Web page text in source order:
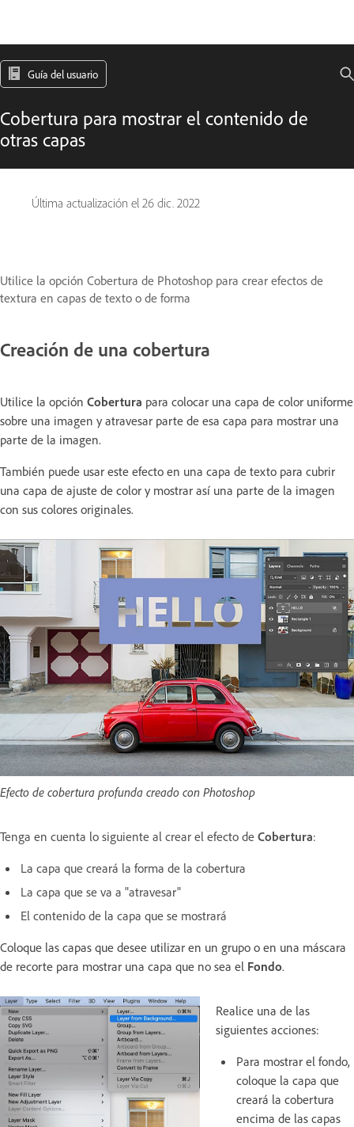
Guía del usuario
Cobertura para mostrar el contenido de
otras capas
Última actualización el 26 dic. 2022
Utilice la opción Cobertura de Photoshop para crear efectos de
textura en capas de texto o de forma
Creación de una cobertura
Utilice la opción Cobertura para colocar una capa de color uniforme
sobre una imagen y atravesar parte de esa capa para mostrar una
parte de la imagen.
También puede usar este efecto en una capa de texto para cubrir
una capa de ajuste de color y mostrar así una parte de la imagen
con sus colores originales.
Efecto de cobertura profunda creado con Photoshop
Tenga en cuenta lo siguiente al crear el efecto de Cobertura:
La capa que creará la forma de la cobertura
La capa que se va a "atravesar"
El contenido de la capa que se mostrará
Coloque las capas que desee utilizar en un grupo o en una máscara
de recorte para mostrar una capa que no sea el Fondo.
Realice una de las
siguientes acciones:
Para mostrar el fondo,
coloque la capa que
creará la cobertura
encima de las capas